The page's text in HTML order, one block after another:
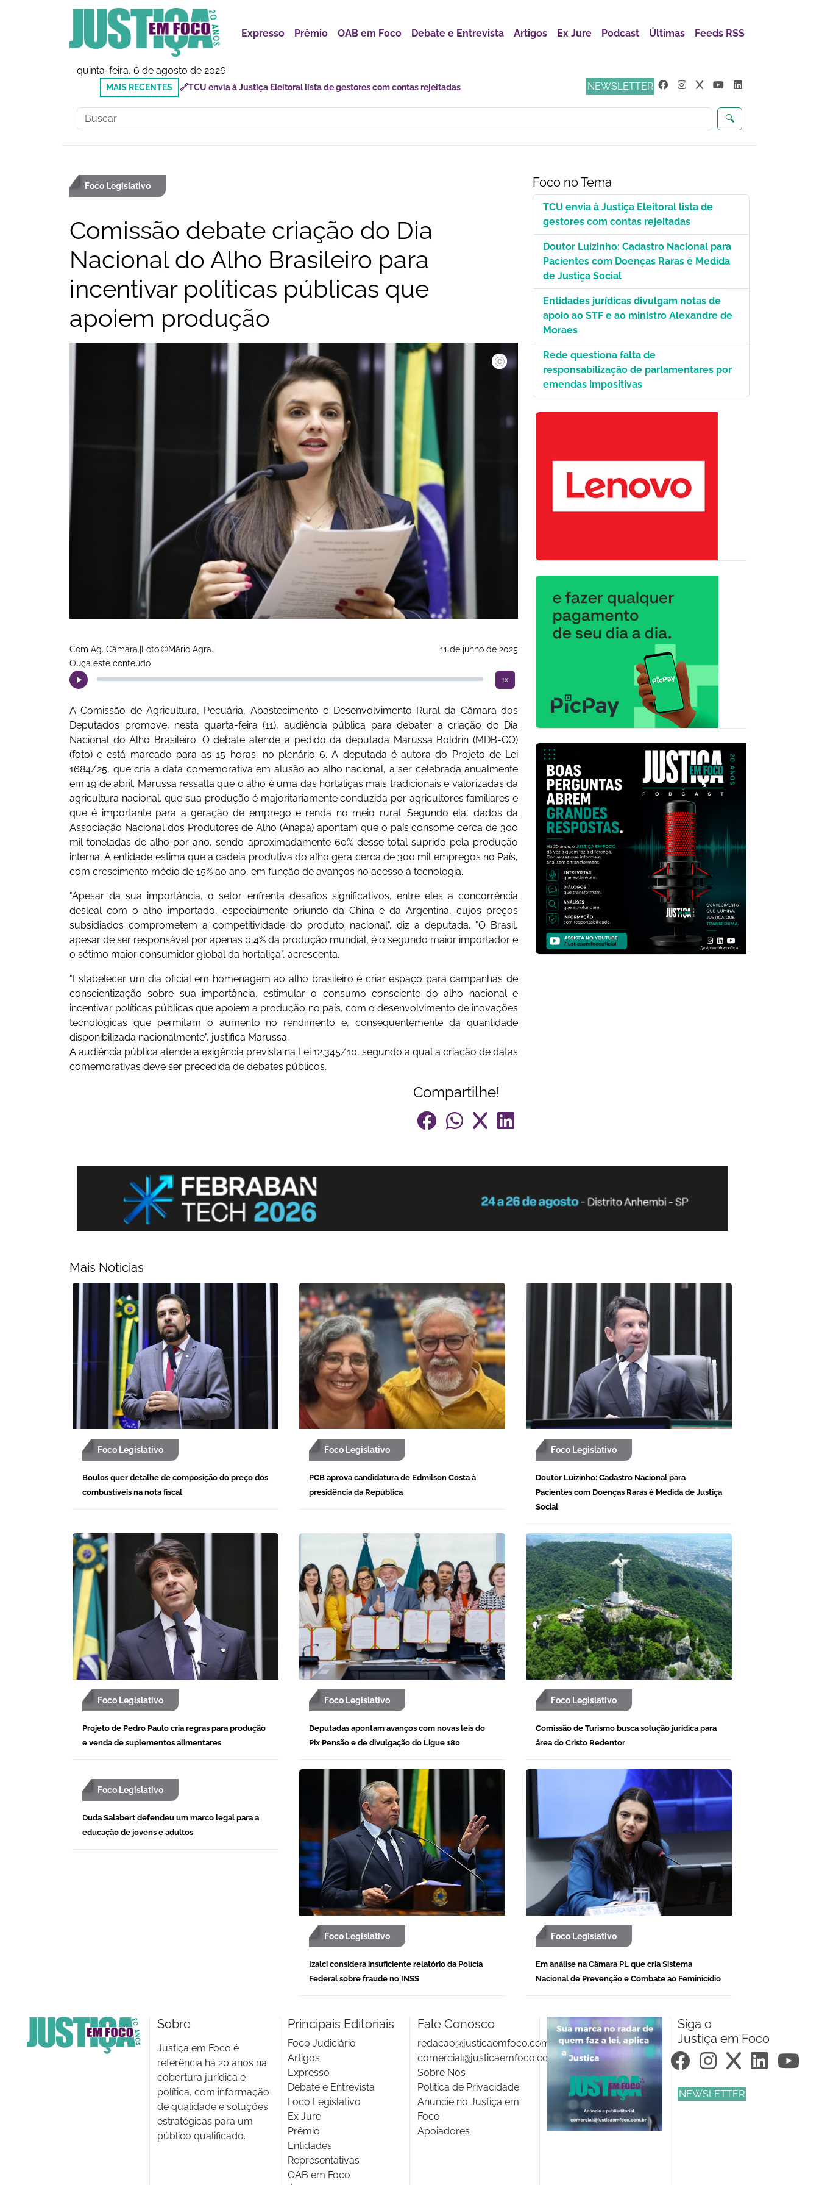
Expresso Prêmio OAB em Foco Debate e Entrevista Artigos Ex Jure Podcast Últimas Feeds RSS
quinta-feira, 6 de agosto de 2026
NEWSLETTER
🔍
MAIS
RECENTES
🔗Doutor Luizinho: Cadastro Nacional para Pacientes com Doenças Raras é Medida de Justiça
Social
Foco Legislativo
Comissão debate criação do Dia
Nacional do Alho Brasileiro para
incentivar políticas públicas que
apoiem produção
Com Ag. Câmara.|Foto:©Mário Agra.|
11 de junho de 2025
Ouça este conteúdo
1x
A Comissão de Agricultura, Pecuária, Abastecimento e Desenvolvimento Rural da Câmara dos
Deputados promove, nesta quarta-feira (11), audiência pública para debater a criação do Dia
Nacional do Alho Brasileiro. O debate atende a pedido da deputada Marussa Boldrin (MDB-GO)
(foto) e está marcado para as 15 horas, no plenário 6. A deputada é autora do Projeto de Lei
1684/25, que cria a data comemorativa em alusão ao alho nacional, a ser celebrada anualmente
em 19 de abril. Marussa ressalta que o alho é uma das hortaliças mais tradicionais e valorizadas da
agricultura nacional, que sua produção é majoritariamente conduzida por agricultores familiares e
que é importante para a geração de emprego e renda no meio rural. Segundo ela, dados da
Associação Nacional dos Produtores de Alho (Anapa) apontam que o país consome cerca de 300
mil toneladas de alho por ano, sendo aproximadamente 60% desse total suprido pela produção
interna. A entidade estima que a cadeia produtiva do alho gera cerca de 300 mil empregos no País,
com crescimento médio de 15% ao ano, em função de avanços no acesso à tecnologia.
"Apesar da sua importância, o setor enfrenta desafios significativos, entre eles a concorrência
desleal com o alho importado, especialmente oriundo da China e da Argentina, cujos preços
subsidiados comprometem a competitividade do produto nacional", diz a deputada. "O Brasil,
apesar de ser responsável por apenas 0,4% da produção mundial, é o segundo maior importador e
o sétimo maior consumidor global da hortaliça", acrescenta.
"Estabelecer um dia oficial em homenagem ao alho brasileiro é criar espaço para campanhas de
conscientização sobre sua importância, estimular o consumo consciente do alho nacional e
incentivar políticas públicas que apoiem a produção no país, com o desenvolvimento de inovações
tecnológicas que permitam o aumento no rendimento e, consequentemente da quantidade
disponibilizada nacionalmente", justifica Marussa.
A audiência pública atende a exigência prevista na Lei 12.345/10, segundo a qual a criação de datas
comemorativas deve ser precedida de debates públicos.
Compartilhe!
Foco no Tema
TCU envia à Justiça Eleitoral lista de
gestores com contas rejeitadas
Doutor Luizinho: Cadastro Nacional para
Pacientes com Doenças Raras é Medida
de Justiça Social
Entidades jurídicas divulgam notas de
apoio ao STF e ao ministro Alexandre de
Moraes
Rede questiona falta de
responsabilização de parlamentares por
emendas impositivas
Mais Noticias
Foco Legislativo
Boulos quer detalhe de composição do preço dos
combustíveis na nota fiscal
Foco Legislativo
PCB aprova candidatura de Edmilson Costa à
presidência da República
Foco Legislativo
Doutor Luizinho: Cadastro Nacional para
Pacientes com Doenças Raras é Medida de Justiça
Social
Foco Legislativo
Projeto de Pedro Paulo cria regras para produção
e venda de suplementos alimentares
Foco Legislativo
Deputadas apontam avanços com novas leis do
Pix Pensão e de divulgação do Ligue 180
Foco Legislativo
Comissão de Turismo busca solução jurídica para
área do Cristo Redentor
Foco Legislativo
Duda Salabert defendeu um marco legal para a
educação de jovens e adultos
Foco Legislativo
Izalci considera insuficiente relatório da Polícia
Federal sobre fraude no INSS
Foco Legislativo
Em análise na Câmara PL que cria Sistema
Nacional de Prevenção e Combate ao Feminicídio
Sobre
Justiça em Foco é
referência há 20 anos na
cobertura jurídica e
política, com informação
de qualidade e soluções
estratégicas para um
público qualificado.
Principais Editoriais
Foco Judiciário
Artigos
Expresso
Debate e Entrevista
Foco Legislativo
Ex Jure
Prêmio
Entidades
Representativas
OAB em Foco
Fale Conosco
redacao@justicaemfoco.com.br
comercial@justicaemfoco.com.br
Sobre Nós
Politica de Privacidade
Anuncie no Justiça em
Foco
Apoiadores
Siga o
Justiça em Foco
NEWSLETTER